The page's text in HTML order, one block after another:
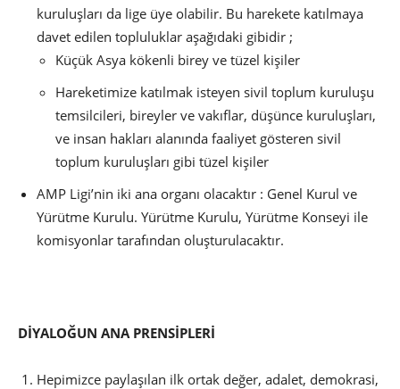
kuruluşları da lige üye olabilir. Bu harekete katılmaya
davet edilen topluluklar aşağıdaki gibidir ;
Küçük Asya kökenli birey ve tüzel kişiler
Hareketimize katılmak isteyen sivil toplum kuruluşu
temsilcileri, bireyler ve vakıflar, düşünce kuruluşları,
ve insan hakları alanında faaliyet gösteren sivil
toplum kuruluşları gibi tüzel kişiler
AMP Ligi’nin iki ana organı olacaktır : Genel Kurul ve
Yürütme Kurulu. Yürütme Kurulu, Yürütme Konseyi ile
komisyonlar tarafından oluşturulacaktır.
DİYALOĞUN ANA PRENSİPLERİ
Hepimizce paylaşılan ilk ortak değer, adalet, demokrasi,